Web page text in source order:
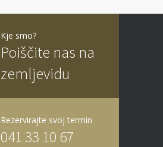
Kje smo?
Poiščite nas na
zemljevidu
Rezervirajte svoj termin
041 33 10 67